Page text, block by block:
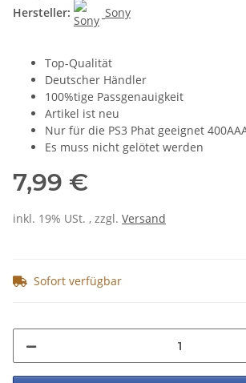
Hersteller:
Sony
Top-Qualität
Deutscher Händler
100%tige Passgenauigkeit
Artikel ist neu
Nur für die PS3 Phat geeignet
Es muss nicht gelötet werden
7,99 €
inkl. 19% USt. , zzgl. Versand
Sofort verfügbar